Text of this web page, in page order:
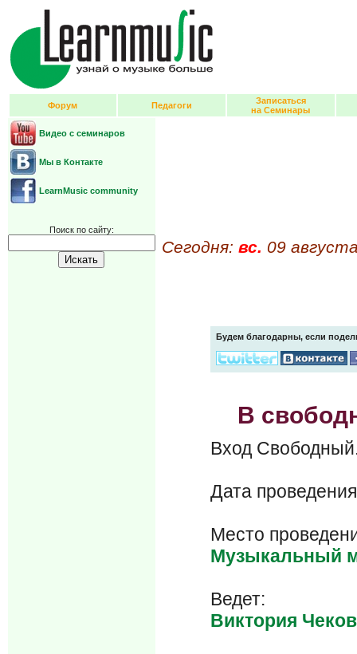
Форум Педагоги
Записаться
на Семинары
Видео с семинаров
Мы в Контакте
LearnMusic community
Поиск по сайту:
Сегодня: вс. 09
Будем благодарны, если
В
Вход
Дата
Место
Музыкальный
Ведет:
Виктория